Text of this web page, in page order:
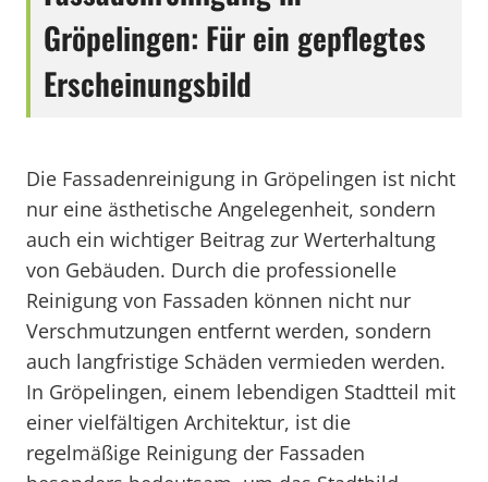
Gröpelingen: Für ein gepflegtes
Erscheinungsbild
Die Fassadenreinigung in Gröpelingen ist nicht
nur eine ästhetische Angelegenheit, sondern
auch ein wichtiger Beitrag zur Werterhaltung
von Gebäuden. Durch die professionelle
Reinigung von Fassaden können nicht nur
Verschmutzungen entfernt werden, sondern
auch langfristige Schäden vermieden werden.
In Gröpelingen, einem lebendigen Stadtteil mit
einer vielfältigen Architektur, ist die
regelmäßige Reinigung der Fassaden